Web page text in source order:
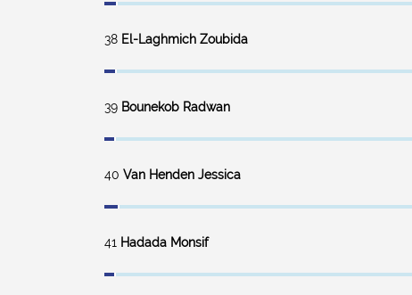
38 El-Laghmich Zoubida
39 Bounekob Radwan
40 Van Henden Jessica
41 Hadada Monsif